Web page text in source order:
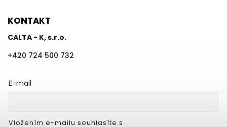
KONTAKT
CALTA - K, s.r.o.
+420 724 500 732
E-mail
Vložením e-mailu souhlasíte s